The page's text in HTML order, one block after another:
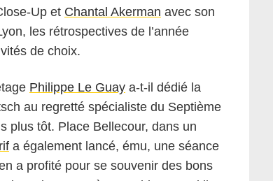
Up et Chantal Akerman avec son
les rétrospectives de l’année
de choix.
Philippe Le Guay a-t-il dédié la
au regretté spécialiste du Septième
plus tôt. Place Bellecour, dans un
a également lancé, ému, une séance
a profité pour se souvenir des bons